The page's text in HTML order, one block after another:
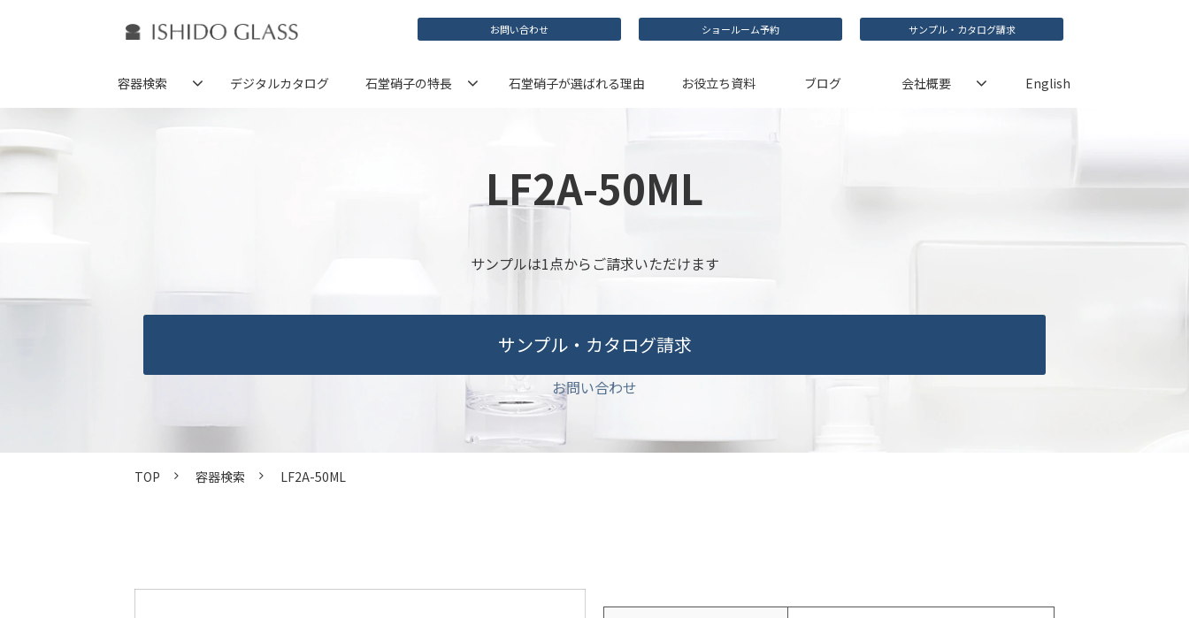
お問い合わせ ショールーム予約 サンプル・カタログ請求
容器検索 デジタルカタログ 石堂硝子の特長 石堂硝子が選ばれる理由 お役立ち資料 ブログ 会社概要 English
LF2A-50ML
サンプルは1点からご請求いただけます
サンプル・カタログ請求
お問い合わせ
TOP 容器検索 LF2A-50ML